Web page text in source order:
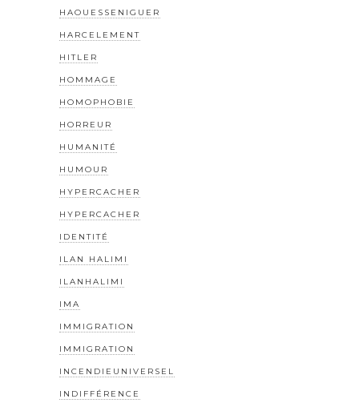
HAOUESSENIGUER
HARCELEMENT
HITLER
HOMMAGE
HOMOPHOBIE
HORREUR
HUMANITÉ
HUMOUR
HYPERCACHER
HYPERCACHER
IDENTITÉ
ILAN HALIMI
ILANHALIMI
IMA
IMMIGRATION
IMMIGRATION
INCENDIEUNIVERSEL
INDIFFÉRENCE